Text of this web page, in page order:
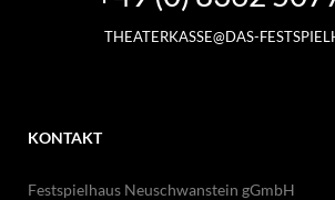
THEATERKASSE@DAS-
KONTAKT
Festspielhaus Neuschwanstein gGmbH